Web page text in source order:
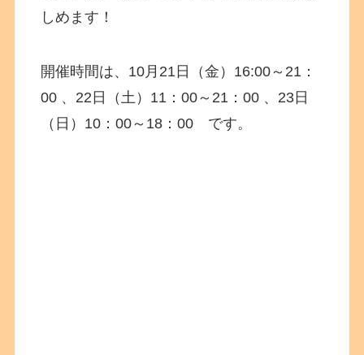
しめます！
開催時間は、10月21日（金）16:00～21：
00 、22日（土）11：00～21：00 、23日
（日）10：00～18：00 です。